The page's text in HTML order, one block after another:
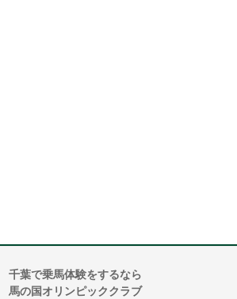
千葉で乗馬体験をするなら
馬の国オリンピッククラブ